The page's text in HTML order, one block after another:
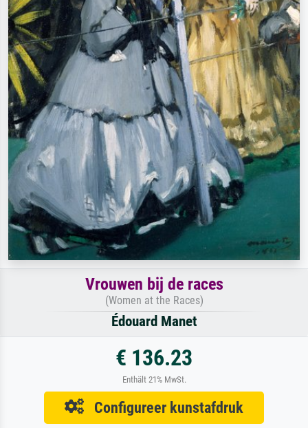
Vrouwen bij de races
(Women at the Races)
Édouard Manet
€ 136.23
Enthält 21% MwSt.
Configureer kunstafdruk